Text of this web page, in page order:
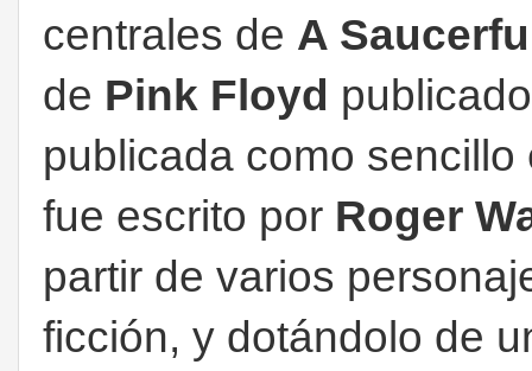
centrales de A
de Pink Floyd
publicada como
fue escrito por Roger
partir de varios
ficción, y dotándolo de